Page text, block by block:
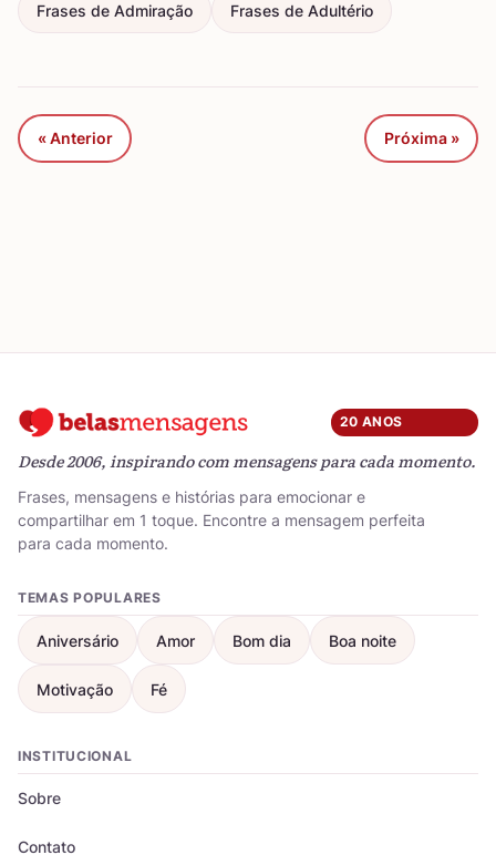
Frases de Admiração Frases de Adultério
« Anterior Próxima »
20 ANOS
Desde 2006, inspirando com mensagens para cada momento.
Frases, mensagens e histórias para emocionar e
compartilhar em 1 toque. Encontre a mensagem perfeita
para cada momento.
TEMAS POPULARES
Aniversário Amor Bom dia Boa noite
Motivação Fé
INSTITUCIONAL
Sobre
Contato